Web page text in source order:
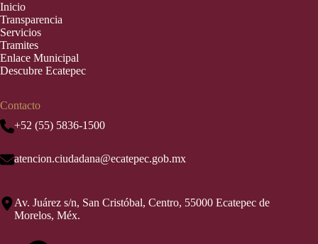
Inicio
Transparencia
Servicios
Tramites
Enlace Municipal
Descubre Ecatepec
Contacto
+52 (55) 5836-1500
atencion.ciudadana@ecatepec.gob.mx
Av. Juárez s/n, San Cristóbal, Centro, 55000 Ecatepec de
Morelos, Méx.